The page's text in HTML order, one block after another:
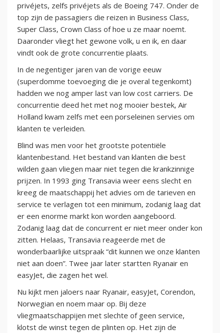
privéjets, zelfs privéjets als de Boeing 747. Onder de
top zijn de passagiers die reizen in Business Class,
Super Class, Crown Class of hoe u ze maar noemt.
Daaronder vliegt het gewone volk, u en ik, en daar
vindt ook de grote concurrentie plaats.
In de negentiger jaren van de vorige eeuw
(superdomme toevoeging die je overal tegenkomt)
hadden we nog amper last van low cost carriers. De
concurrentie deed het met nog mooier bestek, Air
Holland kwam zelfs met een porseleinen servies om
klanten te verleiden.
Blind was men voor het grootste potentiële
klantenbestand. Het bestand van klanten die best
wilden gaan vliegen maar niet tegen die krankzinnige
prijzen. In 1993 ging Transavia weer eens slecht en
kreeg de maatschappij het advies om de tarieven en
service te verlagen tot een minimum, zodanig laag dat
er een enorme markt kon worden aangeboord.
Zodanig laag dat de concurrent er niet meer onder kon
zitten. Helaas, Transavia reageerde met de
wonderbaarlijke uitspraak “dit kunnen we onze klanten
niet aan doen”. Twee jaar later startten Ryanair en
easyJet, die zagen het wel.
Nu kijkt men jaloers naar Ryanair, easyJet, Corendon,
Norwegian en noem maar op. Bij deze
vliegmaatschappijen met slechte of geen service,
klotst de winst tegen de plinten op. Het zijn de